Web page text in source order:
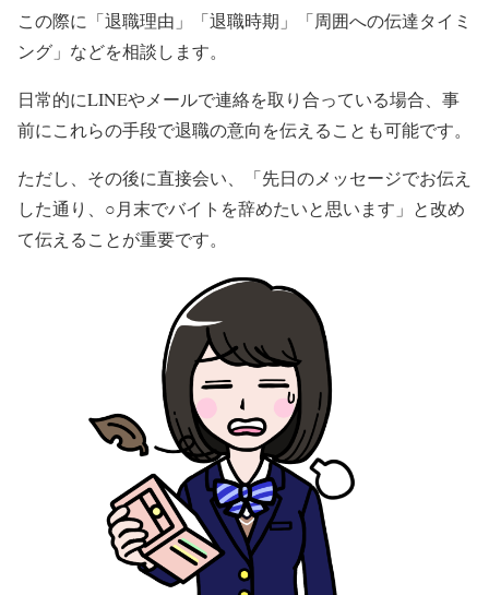
この際に「退職理由」「退職時期」「周囲への伝達タイミ
ング」などを相談します。
日常的にLINEやメールで連絡を取り合っている場合、事
前にこれらの手段で退職の意向を伝えることも可能です。
ただし、その後に直接会い、「先日のメッセージでお伝え
した通り、○月末でバイトを辞めたいと思います」と改め
て伝えることが重要です。